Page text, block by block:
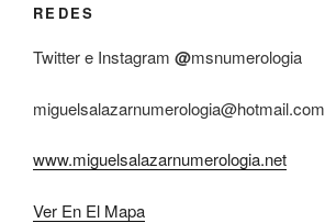
REDES
Twitter e Instagram @msnumerologia
miguelsalazarnumerologia@hotmail.com
www.miguelsalazarnumerologia.net
Ver En El Mapa